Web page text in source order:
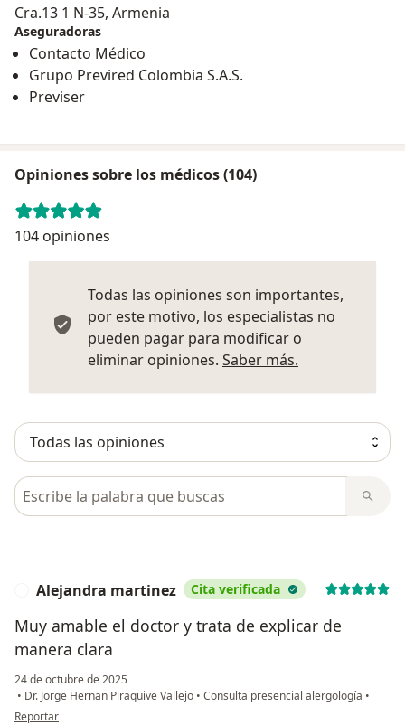
Cra.13 1 N-35, Armenia
Aseguradoras
Contacto Médico
Grupo Previred Colombia S.A.S.
Previser
Opiniones sobre los médicos (104)
104 opiniones
Todas las opiniones son importantes,
por este motivo, los especialistas no
pueden pagar para modificar o
eliminar opiniones. Saber más.
Busca en opiniones
Alejandra martinez Cita verificada
Muy amable el doctor y trata de explicar de
manera clara
24 de octubre de 2025
• Dr. Jorge Hernan Piraquive Vallejo • Consulta presencial alergología •
en opinión del usuario Alejandra martinez
Reportar